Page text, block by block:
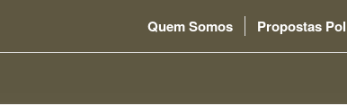
Quem Somos Propostas